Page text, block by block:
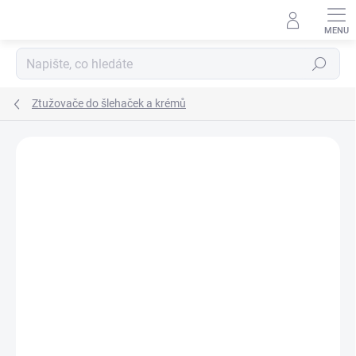
Hledat
Ztužovače do šlehaček a krémů